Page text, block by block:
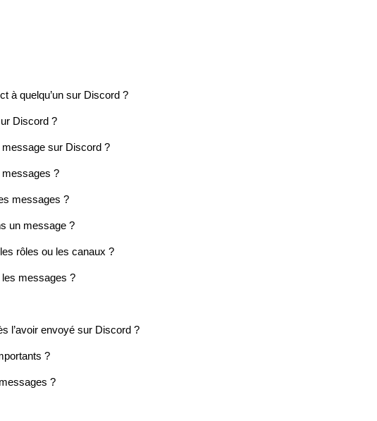
à quelqu’un sur Discord ?
Discord ?
message sur Discord ?
?
messages ?
un message ?
rôles ou les canaux ?
messages ?
l’avoir envoyé sur Discord ?
?
?